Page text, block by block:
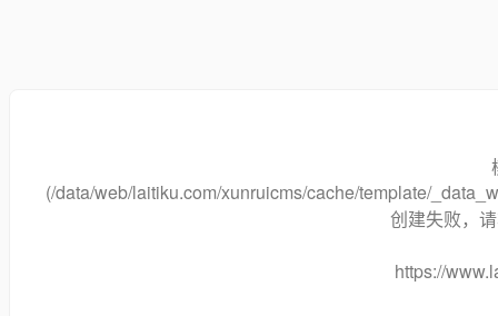
(/data/web/laitiku.com/xunruicms/cache/template/
创建失败，
https://